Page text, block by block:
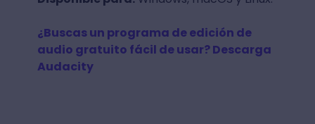
¿Buscas un programa de edición de
audio gratuito fácil de usar? Descarga
Audacity